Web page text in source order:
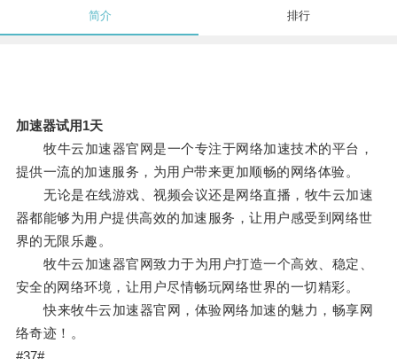
简介 排行
加速器试用1天
牧牛云加速器官网是一个专注于网络加速技术的平台，
提供一流的加速服务，为用户带来更加顺畅的网络体验。
无论是在线游戏、视频会议还是网络直播，牧牛云加速
器都能够为用户提供高效的加速服务，让用户感受到网络世
界的无限乐趣。
牧牛云加速器官网致力于为用户打造一个高效、稳定、
安全的网络环境，让用户尽情畅玩网络世界的一切精彩。
快来牧牛云加速器官网，体验网络加速的魅力，畅享网
络奇迹！。